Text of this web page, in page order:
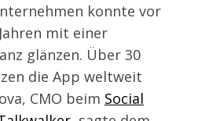
konnte vor
mit einer
glänzen. Über 30
die App weltweit
CMO beim Social